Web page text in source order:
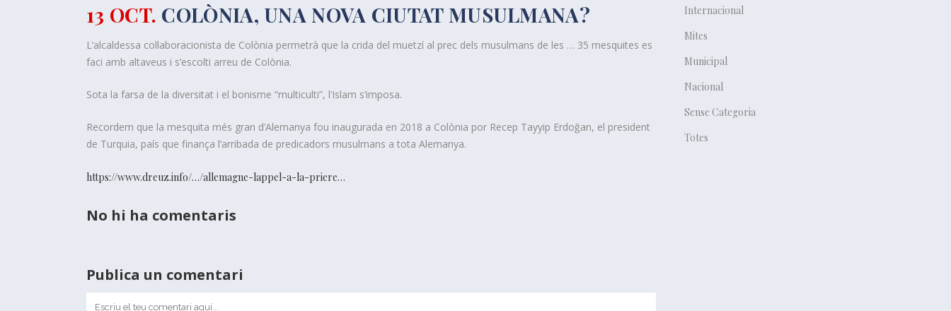
13 OCT. COLÒNIA, UNA NOVA CIUTAT MUSULMANA?
L’alcaldessa col·laboracionista de Colònia permetrà que la crida del muetzí al prec dels musulmans de les … 35 mesquites es
faci amb altaveus i s’escolti arreu de Colònia.
Sota la farsa de la diversitat i el bonisme “multiculti”, l’Islam s’imposa.
Recordem que la mesquita més gran d’Alemanya fou inaugurada en 2018 a Colònia por Recep Tayyip Erdoğan, el president
de Turquia, país que finança l’arribada de predicadors musulmans a tota Alemanya.
https://www.dreuz.info/…/allemagne-lappel-a-la-priere…
No hi ha comentaris
Publica un comentari
Internacional
Mites
Municipal
Nacional
Sense Categoria
Totes